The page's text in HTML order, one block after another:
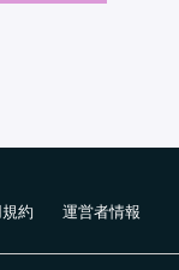
約 運営者情報